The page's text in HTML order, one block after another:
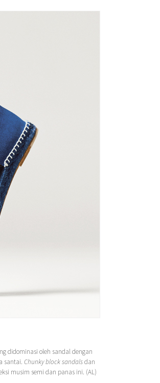
didominasi oleh sandal dengan
santai. Chunky block sandalsdan
musim semi dan panas ini. (AL)